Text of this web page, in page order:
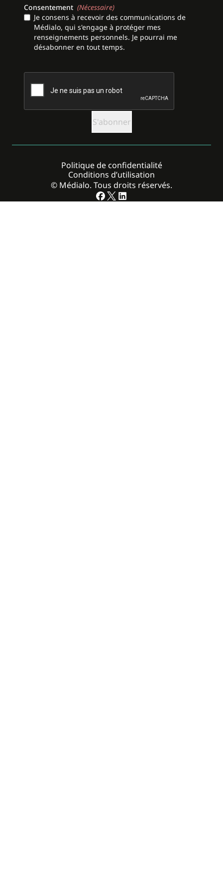
Consentement (Nécessaire)
Je consens à recevoir des communications de
Médialo, qui s'engage à protéger mes
renseignements personnels. Je pourrai me
désabonner en tout temps.
CAPTCHA
© Médialo. Tous droits réservés.
Politique de confidentialité
Conditions d’utilisation